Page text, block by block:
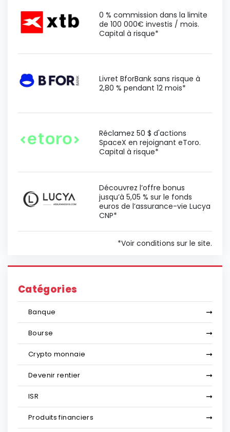
0 % commission dans la limite
de 100 000€ investis / mois.
Capital à risque*
Livret BforBank sans risque à
2,80 % pendant 12 mois*
Réclamez 50 $ d'actions
SpaceX en rejoignant eToro.
Capital à risque*
Découvrez l’offre bonus
jusqu’à 5,05 % sur le fonds
euros de l’assurance-vie Lucya
CNP*
*Voir conditions sur le site.
Catégories
Banque
Bourse
Crypto monnaie
Devenir rentier
ISR
Produits financiers